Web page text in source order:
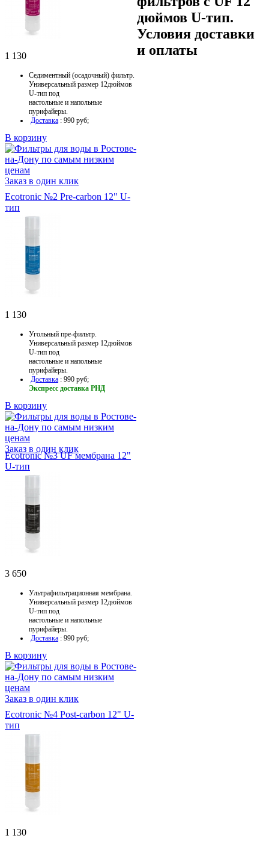
1 130
Седиментный (осадочный) фильтр.
Универсальный размер 12дюймов
U-тип под
настольные и напольные
пурифайеры.
Доставка : 990 руб;
В корзину
Заказ в один клик
Ecotronic №2 Pre-carbon 12" U-
тип
1 130
Угольный пре-фильтр.
Универсальный размер 12дюймов
U-тип под
настольные и напольные
пурифайеры.
Доставка : 990 руб;
Экспресс доставка РНД
В корзину
Заказ в один клик
Ecotronic №3 UF мембрана 12"
U-тип
3 650
Ультрафильтрационная мембрана.
Универсальный размер 12дюймов
U-тип под
настольные и напольные
пурифайеры.
Доставка : 990 руб;
В корзину
Заказ в один клик
Ecotronic №4 Post-carbon 12" U-
тип
1 130
дюймов U-тип.
Условия доставки
и оплаты